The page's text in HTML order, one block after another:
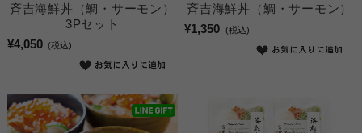
斉吉海鮮丼（鯛・サーモン）
3Pセット
¥4,050 (税込)
斉吉海鮮丼（鯛・サーモン）
¥1,350
(税込)